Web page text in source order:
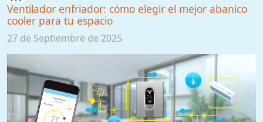
Ventilador enfriador: cómo elegir el mejor abanico
cooler para tu espacio
27 de Septiembre de 2025